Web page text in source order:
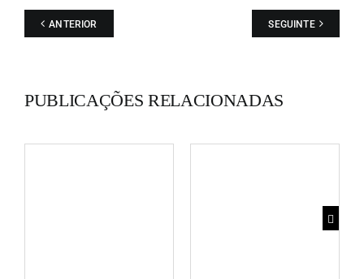
ANTERIOR SEGUINTE
PUBLICAÇÕES RELACIONADAS